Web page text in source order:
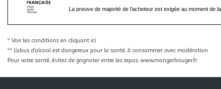
La preuve de majorité de l'acheteur est exigée au moment de
* Voir les conditions en cliquant ici
** L’abus d’alcool est dangereux pour la santé, à consommer avec modération
Pour votre santé, évitez de grignoter entre les repas. www.mangerbouger.fr